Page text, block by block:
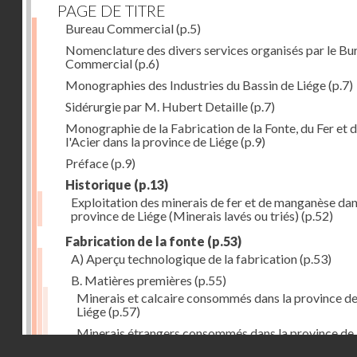
PAGE DE TITRE
Bureau Commercial(p.5)
Nomenclature des divers services organisés par le
Commercial(p.6)
Monographies des Industries du Bassin de Liége(p.7)
Sidérurgie par M. Hubert Detaille(p.7)
Monographie de la Fabrication de la Fonte, du Fer et
l'Acier dans la province de Liége(p.9)
Préface(p.9)
Historique (p.13)
Exploitation des minerais de fer et de manganèse
province de Liége (Minerais lavés ou triés) (p.52)
Fabrication de la fonte (p.53)
A) Aperçu technologique de la fabrication(p.53)
B. Matières premières (p.55)
Minerais et calcaire consommés dans la province de
Liége(p.57)
Minerais étrangers consommés dans la province de